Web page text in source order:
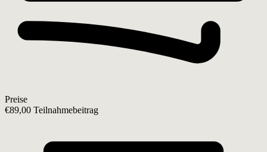
Preise
€89,00 Teilnahmebeitrag